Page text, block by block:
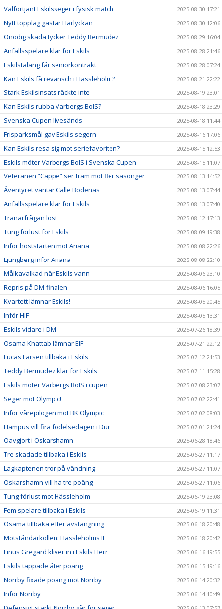
Välförtjänt Eskilsseger i fysisk match 2025-08-30 17:21
Nytt topplag gästar Harlyckan 2025-08-30 12:06
Onödig skada tycker Teddy Bermudez 2025-08-29 16:04
Anfallsspelare klar för Eskils 2025-08-28 21:46
Eskilstalang får seniorkontrakt 2025-08-28 07:24
Kan Eskils få revansch i Hässleholm? 2025-08-21 22:22
Stark Eskilsinsats räckte inte 2025-08-19 23:01
Kan Eskils rubba Varbergs BoIS? 2025-08-18 23:29
Svenska Cupen livesänds 2025-08-18 11:44
Frisparksmål gav Eskils segern 2025-08-16 17:06
Kan Eskils resa sig mot seriefavoriten? 2025-08-15 12:53
Eskils möter Varbergs BoIS i Svenska Cupen 2025-08-15 11:07
Veteranen ”Cappe” ser fram mot fler säsonger 2025-08-13 14:52
Äventyret väntar Calle Bodenäs 2025-08-13 07:44
Anfallsspelare klar för Eskils 2025-08-13 07:40
Tränarfrågan löst 2025-08-12 17:13
Tung förlust för Eskils 2025-08-09 19:38
Inför höststarten mot Ariana 2025-08-08 22:26
Ljungberg inför Ariana 2025-08-08 22:10
Målkavalkad när Eskils vann 2025-08-06 23:10
Repris på DM-finalen 2025-08-06 16:05
Kvartett lämnar Eskils! 2025-08-05 20:45
Inför HIF 2025-08-05 13:31
Eskils vidare i DM 2025-07-26 18:39
Osama Khattab lämnar EIF 2025-07-21 22:12
Lucas Larsen tillbaka i Eskils 2025-07-12 21:53
Teddy Bermudez klar för Eskils 2025-07-11 15:28
Eskils möter Varbergs BoIS i cupen 2025-07-08 23:07
Seger mot Olympic! 2025-07-02 22:41
Inför vårepilogen mot BK Olympic 2025-07-02 08:03
Hampus vill fira födelsedagen i Dur 2025-07-01 21:24
Oavgjort i Oskarshamn 2025-06-28 18:46
Tre skadade tillbaka i Eskils 2025-06-27 11:17
Lagkaptenen tror på vändning 2025-06-27 11:07
Oskarshamn vill ha tre poäng 2025-06-27 11:06
Tung förlust mot Hässleholm 2025-06-19 23:08
Fem spelare tillbaka i Eskils 2025-06-19 11:31
Osama tillbaka efter avstängning 2025-06-18 20:48
Motståndarkollen: Hässleholms IF 2025-06-18 20:42
Linus Gregard kliver in i Eskils Herr 2025-06-16 19:55
Eskils tappade åter poäng 2025-06-15 19:16
Norrby fixade poäng mot Norrby 2025-06-14 20:32
Inför Norrby 2025-06-14 10:49